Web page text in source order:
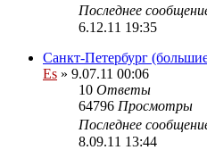
Последнее
6.12.11 19:35
Санкт-Петербург
Es » 9.07.11 00:06
10 Ответы
64796 Просмотры
Последнее
8.09.11 13:44